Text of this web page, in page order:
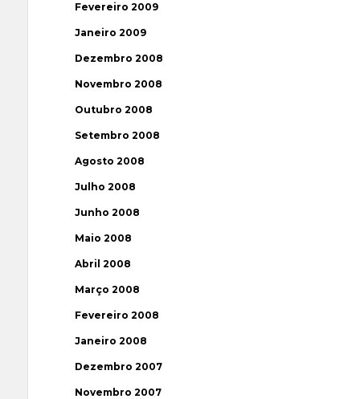
Fevereiro 2009
Janeiro 2009
Dezembro 2008
Novembro 2008
Outubro 2008
Setembro 2008
Agosto 2008
Julho 2008
Junho 2008
Maio 2008
Abril 2008
Março 2008
Fevereiro 2008
Janeiro 2008
Dezembro 2007
Novembro 2007